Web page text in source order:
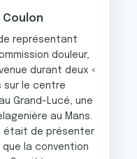
représentant
douleur,
durant deux «
sur le centre
Grand-Lucé, une
au Mans.
était de présenter
que la convention